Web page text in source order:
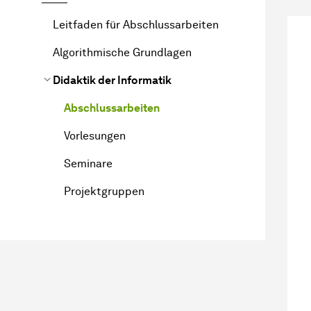
Leitfaden für Abschlussarbeiten
Algorithmische Grundlagen
Didaktik der Informatik
Abschlussarbeiten
Vorlesungen
Seminare
Projektgruppen